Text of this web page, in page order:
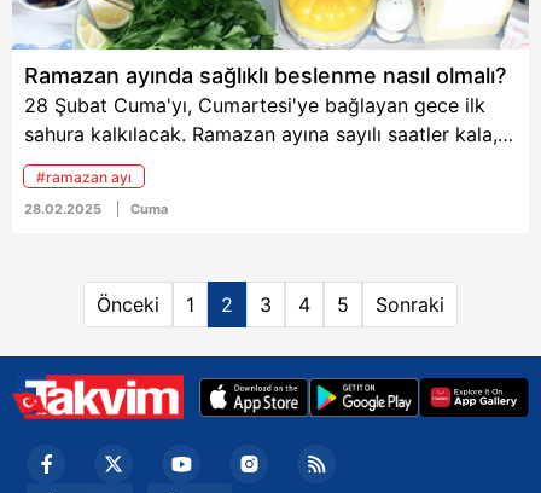
Ramazan ayında sağlıklı beslenme nasıl olmalı?
28 Şubat Cuma'yı, Cumartesi'ye bağlayan gece ilk
sahura kalkılacak. Ramazan ayına sayılı saatler kala,
oruç tutarken sağlıklı beslenme nasıl olmalı sorusu
gündeme geldi. Sağlık Bakanlığı, Ramazan ayında
sağlıklı beslenme için önemli önerilerini kamuoyuyla
enerjik kalması ve sağlığını koruması için sahur
öğününün atlanmaması gerektiğini vurguladı. İşte
#ramazan ayı
28.02.2025 Cuma
Önceki 1 2 3 4 5 Sonraki